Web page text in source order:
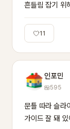
흔들림 잡기 위
11
인포민
595
문틀 따라 슬라
가이드 잘 돼 있